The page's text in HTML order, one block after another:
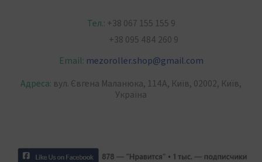
Тел.: +38 067 155 155 9
+38 095 484 260 9
Email: mezoroller.shop@gmail.com
Адреса: вул. Євгена Маланюка, 114А, Київ, 02002, Київ,
Україна